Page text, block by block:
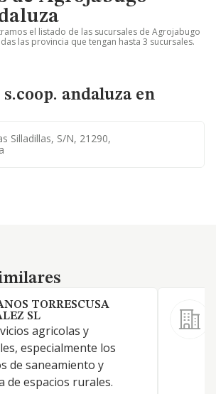
el listado de las sucursales de Agrojabugo
las provincia que tengan hasta 3 sucursales.
andaluza en
Silladillas, S/n, 21290,
TORRESCUSA
SL
agricolas y
especialmente los
de saneamiento y
de espacios rurales.